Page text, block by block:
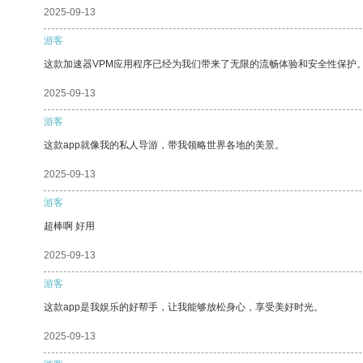
2025-09-13
游客
这款加速器VPM应用程序已经为我们带来了无限的流畅体验和安全性保护
2025-09-13
游客
这款app就像我的私人导游，带我领略世界各地的美景。
2025-09-13
游客
超棒啊 好用
2025-09-13
游客
这款app是我娱乐的好帮手，让我能够放松身心，享受美好时光。
2025-09-13